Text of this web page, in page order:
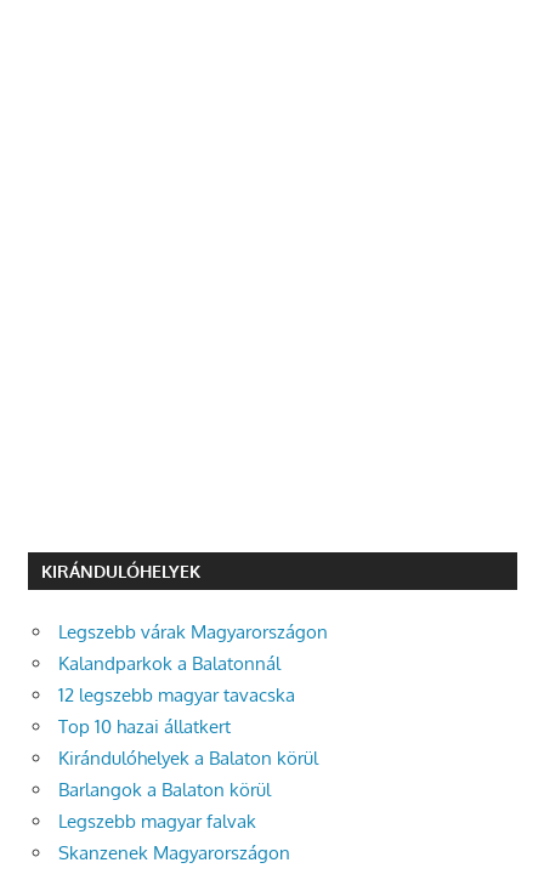
KIRÁNDULÓHELYEK
Legszebb várak Magyarországon
Kalandparkok a Balatonnál
12 legszebb magyar tavacska
Top 10 hazai állatkert
Kirándulóhelyek a Balaton körül
Barlangok a Balaton körül
Legszebb magyar falvak
Skanzenek Magyarországon